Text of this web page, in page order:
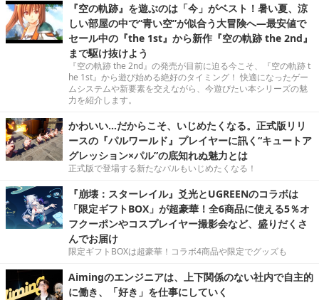
『空の軌跡』を遊ぶのは「今」がベスト！暑い夏、涼
しい部屋の中で“青い空”が似合う大冒険へ―最安値で
セール中の『the 1st』から新作『空の軌跡 the 2nd』
まで駆け抜けよう
『空の軌跡 the 2nd』の発売が目前に迫る今こそ、『空の軌跡 t
he 1st』から遊び始める絶好のタイミング！ 快適になったゲー
ムシステムや新要素を交えながら、今遊びたい本シリーズの魅
力を紹介します。
かわいい…だからこそ、いじめたくなる。正式版リリ
ースの『パルワールド』プレイヤーに訊く“キュートア
グレッション×パル”の底知れぬ魅力とは
正式版で登場する新たなパルもいじめたくなる！
『崩壊：スターレイル』爻光とUGREENのコラボは
「限定ギフトBOX」が超豪華！全6商品に使える5％オ
フクーポンやコスプレイヤー撮影会など、盛りだくさ
んでお届け
限定ギフトBOXは超豪華！コラボ4商品や限定でグッズも
Aimingのエンジニアは、上下関係のない社内で自主的
に働き、「好き」を仕事にしていく